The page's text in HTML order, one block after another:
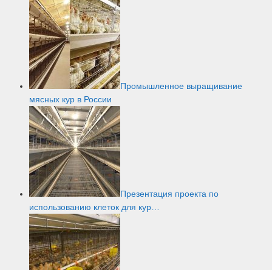
Промышленное выращивание
мясных кур в России
Презентация проекта по
использованию клеток для кур…